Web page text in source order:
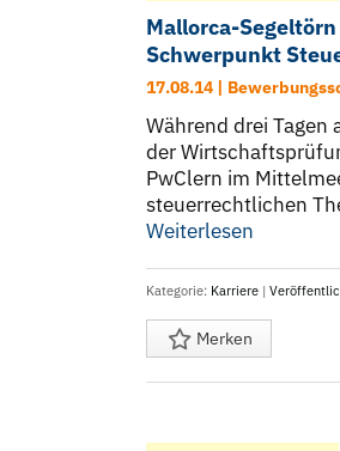
Mallorca-
Schwerpunkt
17.08.14 |
Während drei Tagen
der
PwClern im
steuerrechtlichen
Weiterlesen
Kategorie: Karriere |
Merken